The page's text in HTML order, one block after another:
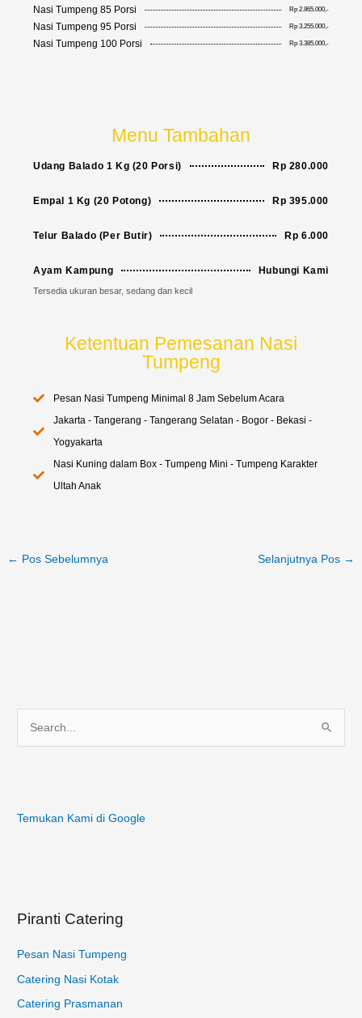
Nasi Tumpeng 85 Porsi Rp 2.865.000,-
Nasi Tumpeng 95 Porsi Rp 3.255.000,-
Nasi Tumpeng 100 Porsi Rp 3.385.000,-
Menu Tambahan
Udang Balado 1 Kg (20 Porsi) Rp 280.000
Empal 1 Kg (20 Potong) Rp 395.000
Telur Balado (Per Butir) Rp 6.000
Ayam Kampung Hubungi Kami
Tersedia ukuran besar, sedang dan kecil
Ketentuan Pemesanan Nasi
Tumpeng
Pesan Nasi Tumpeng Minimal 8 Jam Sebelum Acara
Jakarta - Tangerang - Tangerang Selatan - Bogor - Bekasi -
Yogyakarta
Nasi Kuning dalam Box - Tumpeng Mini - Tumpeng Karakter
Ultah Anak
← Pos Sebelumnya Selanjutnya Pos →
u
Temukan Kami di Google
Piranti Catering
Pesan Nasi Tumpeng
Catering Nasi Kotak
Catering Prasmanan